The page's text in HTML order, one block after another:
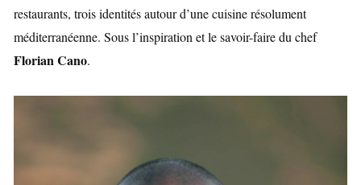
restaurants, trois identités autour d’une cuisine résolument
méditerranéenne. Sous l’inspiration et le savoir-faire du chef
Florian Cano.